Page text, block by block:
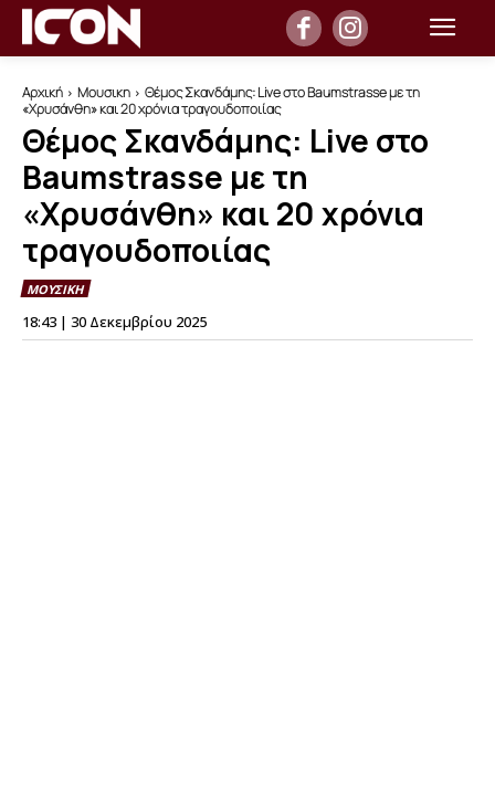
Αρχική Μουσικη
Θέμος Σκανδάμης: Live στο Baumstrasse με τη
«Χρυσάνθη» και 20 χρόνια τραγουδοποιίας
Θέμος Σκανδάμης: Live στο
Baumstrasse με τη
«Χρυσάνθη» και 20 χρόνια
τραγουδοποιίας
ΜΟΥΣΙΚΗ
18:43 | 30 Δεκεμβρίου 2025